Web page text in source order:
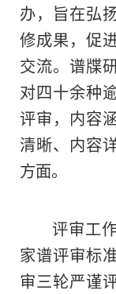
办，旨在弘
修成果，促
交流。谱牒
对四十余种
评审，内容
清晰、内容
方面。
评审工
家谱评审标
审三轮严谨